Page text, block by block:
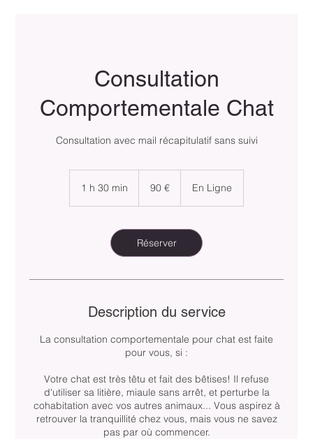
Consultation
Comportementale Chat
Consultation avec mail récapitulatif sans suivi
1 h 30 min
m
n
90 € En Ligne
Réserver
Description du service
La consultation comportementale pour chat est faite
pour vous, si :
Votre chat est très têtu et fait des bêtises! Il refuse
d'utiliser sa litière, miaule sans arrêt, et perturbe la
cohabitation avec vos autres animaux... Vous aspirez à
retrouver la tranquillité chez vous, mais vous ne savez
pas par où commencer.